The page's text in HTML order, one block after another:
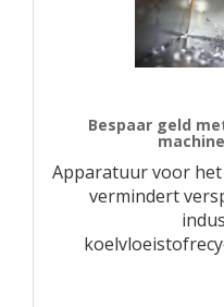
Bespaar geld
Apparatuur voor
vermindert